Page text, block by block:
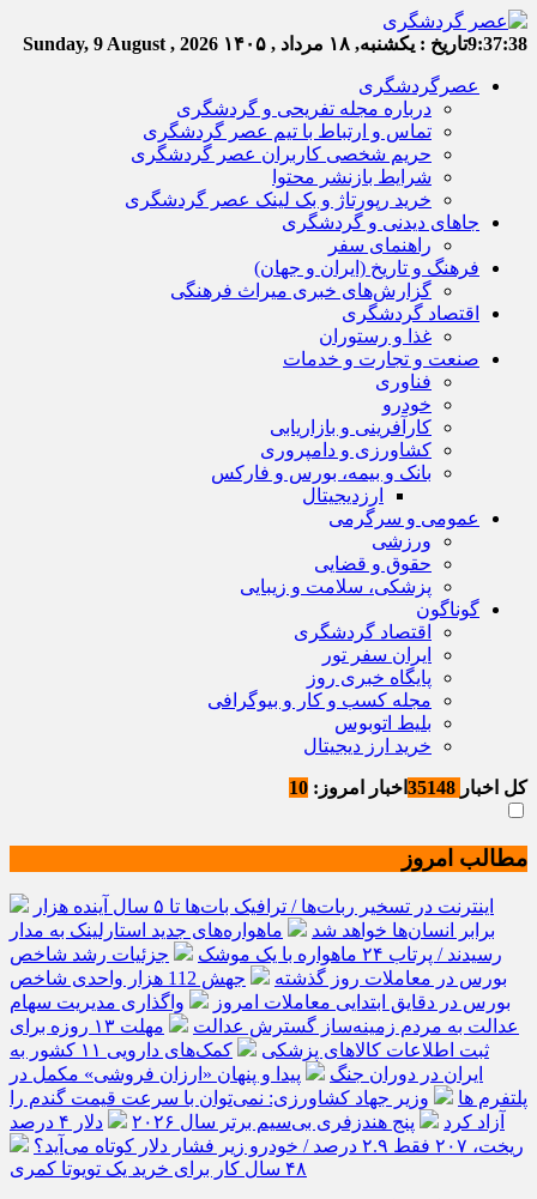
9:37:38تاریخ : یکشنبه, ۱۸ مرداد , ۱۴۰۵ Sunday, 9 August , 2026
عصرگردشگری
درباره مجله تفریحی و گردشگری
تماس و ارتباط با تیم عصر گردشگری
حریم شخصی کاربران عصر گردشگری
شرایط بازنشر محتوا
خرید رپورتاژ و بک لینک عصر گردشگری
جاهای دیدنی و گردشگری
راهنمای سفر
فرهنگ و تاریخ (ایران و جهان)
گزارش‌های خبری میراث فرهنگی
اقتصاد گردشگری
غذا و رستوران
صنعت و تجارت و خدمات
فناوری
خودرو
کارآفرینی و بازاریابی
کشاورزی و دامپروری
بانک و بیمه، بورس و فارکس
ارزدیجیتال
عمومی و سرگرمی
ورزشی
حقوق و قضایی
پزشکی، سلامت و زیبایی
گوناگون
اقتصاد گردشگری
ایران سفر تور
پایگاه خبری روز
مجله کسب و کار و بیوگرافی
بلیط اتوبوس
خرید ارز دیجیتال
کل اخبار اخبار امروز: 10
مطالب امروز
اینترنت در تسخیر ربات‌ها / ترافیک بات‌ها تا ۵ سال آینده هزار
برابر انسان‌ها خواهد شد
ماهواره‌های جدید استارلینک به مدار
رسیدند / پرتاب ۲۴ ماهواره با یک موشک
جزئیات رشد شاخص
بورس در معاملات روز گذشته
جهش 112 هزار واحدی شاخص
بورس در دقایق ابتدایی معاملات امروز
واگذاری مدیریت سهام
عدالت به مردم زمینه‌ساز گسترش عدالت
مهلت ۱۳ روزه برای
ثبت اطلاعات کالاهای پزشکی
کمک‌های دارویی ۱۱ کشور به
ایران در دوران جنگ
پیدا و پنهان «ارزان فروشی» مکمل در
پلتفرم ها
وزیر جهاد کشاورزی: نمی‌توان با سرعت قیمت گندم را
آزاد کرد
پنج هندزفری بی‌سیم برتر سال ۲۰۲۶
دلار ۴ درصد
ریخت، ۲۰۷ فقط ۲.۹ درصد / خودرو زیر فشار دلار کوتاه می‌آید؟
۴۸ سال کار برای خرید یک تویوتا کمری